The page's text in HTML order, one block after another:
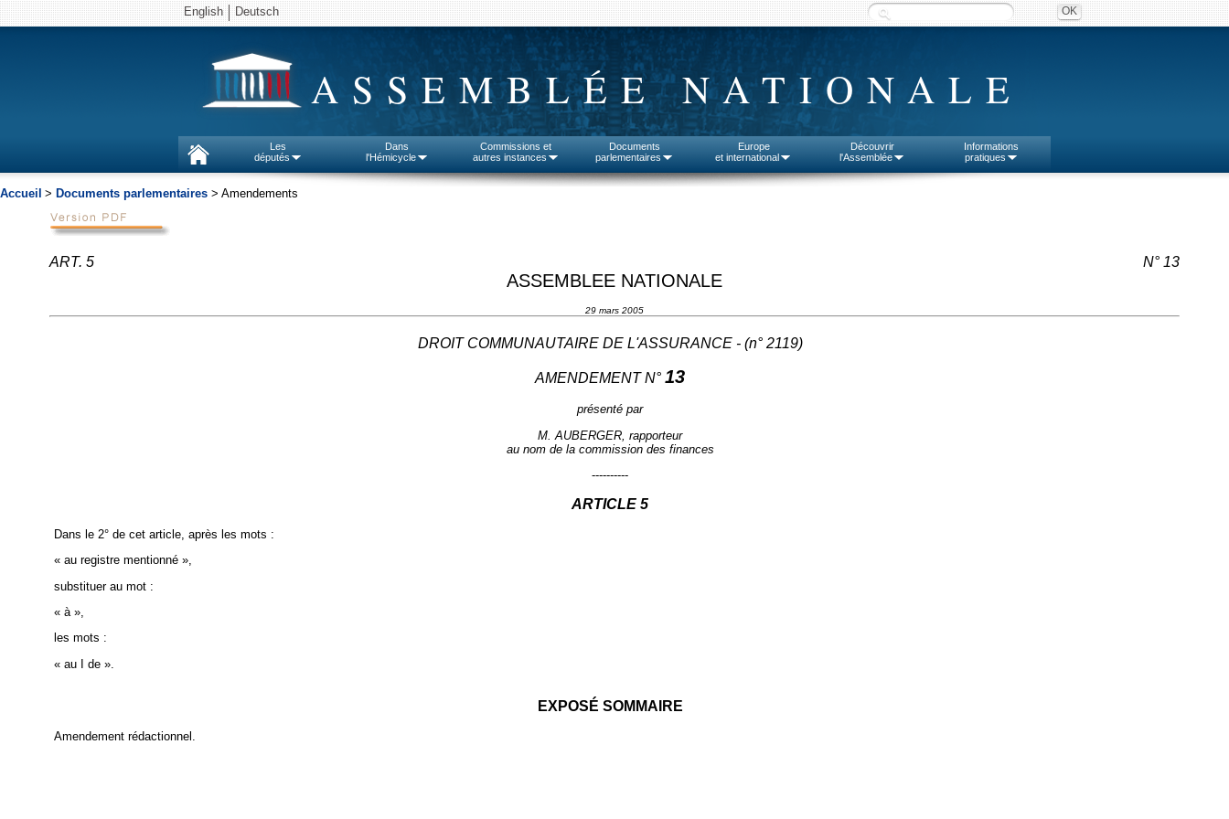
English Deutsch
ASSEMBLÉE NATIONALE
Les
députés
Dans
l'Hémicycle
Commissions et
autres instances
Documents
parlementaires
Europe
et international
Découvrir
l'Assemblée
Informations
pratiques
Accueil > Documents parlementaires > Amendements
ART. 5 N° 13
ASSEMBLEE NATIONALE
29 mars 2005
DROIT COMMUNAUTAIRE DE L'ASSURANCE - (n° 2119)
AMENDEMENT N° 13
présenté par
M. AUBERGER, rapporteur
au nom de la commission des finances
----------
ARTICLE 5
Dans le 2° de cet article, après les mots :
« au registre mentionné »,
substituer au mot :
« à »,
les mots :
« au I de ».
EXPOSÉ SOMMAIRE
Amendement rédactionnel.